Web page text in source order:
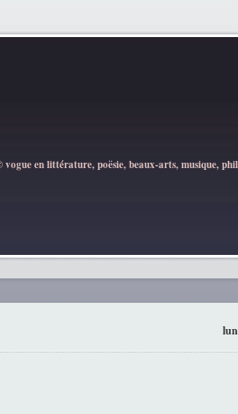
en littérature, poësie, beaux-arts, musique,